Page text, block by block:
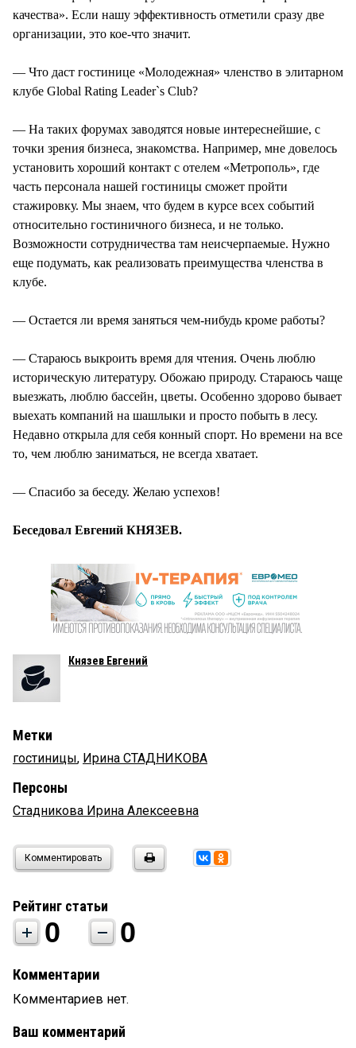
качества». Если нашу эффективность отметили сразу две
организации, это кое-что значит.
— Что даст гостинице «Молодежная» членство в элитарном
клубе Global Rating Leader`s Club?
— На таких форумах заводятся новые интереснейшие, с
точки зрения бизнеса, знакомства. Например, мне довелось
установить хороший контакт с отелем «Метрополь», где
часть персонала нашей гостиницы сможет пройти
стажировку. Мы знаем, что будем в курсе всех событий
относительно гостиничного бизнеса, и не только.
Возможности сотрудничества там неисчерпаемые. Нужно
еще подумать, как реализовать преимущества членства в
клубе.
— Остается ли время заняться чем-нибудь кроме работы?
— Стараюсь выкроить время для чтения. Очень люблю
историческую литературу. Обожаю природу. Стараюсь чаще
выезжать, люблю бассейн, цветы. Особенно здорово бывает
выехать компаний на шашлыки и просто побыть в лесу.
Недавно открыла для себя конный спорт. Но времени на все
то, чем люблю заниматься, не всегда хватает.
— Спасибо за беседу. Желаю успехов!
Беседовал Евгений КНЯЗЕВ.
Князев Евгений
Метки
гостиницы, Ирина СТАДНИКОВА
Персоны
Стадникова Ирина Алексеевна
Комментировать
Рейтинг статьи
0 0
Комментарии
Комментариев нет.
Ваш комментарий